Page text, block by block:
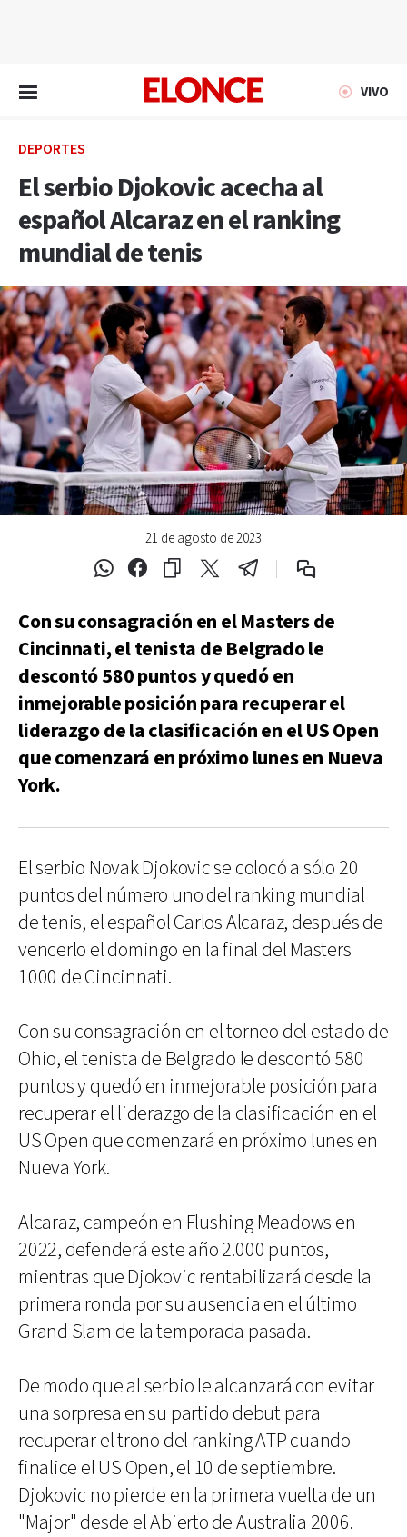
VIVO
DEPORTES
El serbio Djokovic acecha al
español Alcaraz en el ranking
mundial de tenis
21 de agosto de 2023
Con su consagración en el Masters de
Cincinnati, el tenista de Belgrado le
descontó 580 puntos y quedó en
inmejorable posición para recuperar el
liderazgo de la clasificación en el US Open
que comenzará en próximo lunes en Nueva
York.
El serbio Novak Djokovic se colocó a sólo 20
puntos del número uno del ranking mundial
de tenis, el español Carlos Alcaraz, después de
vencerlo el domingo en la final del Masters
1000 de Cincinnati.
Con su consagración en el torneo del estado de
Ohio, el tenista de Belgrado le descontó 580
puntos y quedó en inmejorable posición para
recuperar el liderazgo de la clasificación en el
US Open que comenzará en próximo lunes en
Nueva York.
Alcaraz, campeón en Flushing Meadows en
2022, defenderá este año 2.000 puntos,
mientras que Djokovic rentabilizará desde la
primera ronda por su ausencia en el último
Grand Slam de la temporada pasada.
De modo que al serbio le alcanzará con evitar
una sorpresa en su partido debut para
recuperar el trono del ranking ATP cuando
finalice el US Open, el 10 de septiembre.
Djokovic no pierde en la primera vuelta de un
"Major" desde el Abierto de Australia 2006.